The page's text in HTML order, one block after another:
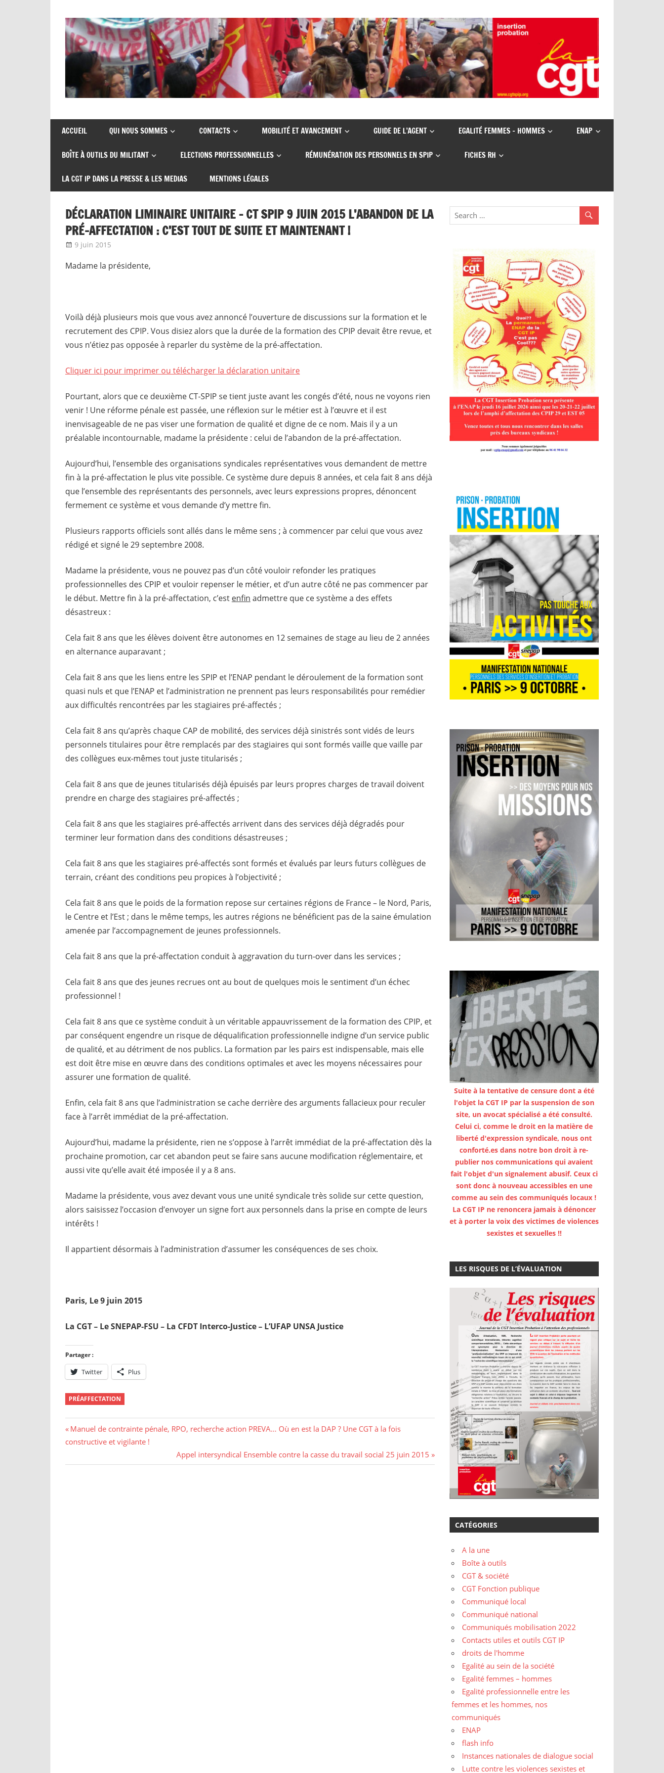
content
CGT
insertion
probation
de
syndicats
insertion
ACCUEIL QUI NOUS SOMMES CONTACTS MOBILITÉ ET AVANCEMENT GUIDE DE L’AGENT EGALITÉ FEMMES – HOMMES ENAP
BOÎTE À OUTILS DU MILITANT ELECTIONS PROFESSIONNELLES RÉMUNÉRATION DES PERSONNELS EN SPIP FICHES RH
LA CGT IP DANS LA PRESSE & LES MEDIAS MENTIONS LÉGALES
DÉCLARATION LIMINAIRE UNITAIRE – CT SPIP 9 JUIN 2015 L’ABANDON DE LA
PRÉ-AFFECTATION : C’EST TOUT DE SUITE ET MAINTENANT !
9 juin 2015
Madame la présidente,
Voilà déjà plusieurs mois que vous avez annoncé l’ouverture de discussions sur la formation et le
recrutement des CPIP. Vous disiez alors que la durée de la formation des CPIP devait être revue, et
vous n’étiez pas opposée à reparler du système de la pré-affectation.
Cliquer ici pour imprimer ou télécharger la déclaration unitaire
Pourtant, alors que ce deuxième CT-SPIP se tient juste avant les congés d’été, nous ne voyons rien
venir ! Une réforme pénale est passée, une réflexion sur le métier est à l’œuvre et il est
inenvisageable de ne pas viser une formation de qualité et digne de ce nom. Mais il y a un
préalable incontournable, madame la présidente : celui de l’abandon de la pré-affectation.
Aujourd’hui, l’ensemble des organisations syndicales représentatives vous demandent de mettre
fin à la pré-affectation le plus vite possible. Ce système dure depuis 8 années, et cela fait 8 ans déjà
que l’ensemble des représentants des personnels, avec leurs expressions propres, dénoncent
fermement ce système et vous demande d’y mettre fin.
Plusieurs rapports officiels sont allés dans le même sens ; à commencer par celui que vous avez
rédigé et signé le 29 septembre 2008.
Madame la présidente, vous ne pouvez pas d’un côté vouloir refonder les pratiques
professionnelles des CPIP et vouloir repenser le métier, et d’un autre côté ne pas commencer par
le début. Mettre fin à la pré-affectation, c’est enfin admettre que ce système a des effets
désastreux :
Cela fait 8 ans que les élèves doivent être autonomes en 12 semaines de stage au lieu de 2 années
en alternance auparavant ;
Cela fait 8 ans que les liens entre les SPIP et l’ENAP pendant le déroulement de la formation sont
quasi nuls et que l’ENAP et l’administration ne prennent pas leurs responsabilités pour remédier
aux difficultés rencontrées par les stagiaires pré-affectés ;
Cela fait 8 ans qu’après chaque CAP de mobilité, des services déjà sinistrés sont vidés de leurs
personnels titulaires pour être remplacés par des stagiaires qui sont formés vaille que vaille par
des collègues eux-mêmes tout juste titularisés ;
Cela fait 8 ans que de jeunes titularisés déjà épuisés par leurs propres charges de travail doivent
prendre en charge des stagiaires pré-affectés ;
Cela fait 8 ans que les stagiaires pré-affectés arrivent dans des services déjà dégradés pour
terminer leur formation dans des conditions désastreuses ;
Cela fait 8 ans que les stagiaires pré-affectés sont formés et évalués par leurs futurs collègues de
terrain, créant des conditions peu propices à l’objectivité ;
Cela fait 8 ans que le poids de la formation repose sur certaines régions de France – le Nord, Paris,
le Centre et l’Est ; dans le même temps, les autres régions ne bénéficient pas de la saine émulation
amenée par l’accompagnement de jeunes professionnels.
Cela fait 8 ans que la pré-affectation conduit à aggravation du turn-over dans les services ;
Cela fait 8 ans que des jeunes recrues ont au bout de quelques mois le sentiment d’un échec
professionnel !
Cela fait 8 ans que ce système conduit à un véritable appauvrissement de la formation des CPIP, et
par conséquent engendre un risque de déqualification professionnelle indigne d’un service public
de qualité, et au détriment de nos publics. La formation par les pairs est indispensable, mais elle
est doit être mise en œuvre dans des conditions optimales et avec les moyens nécessaires pour
assurer une formation de qualité.
Enfin, cela fait 8 ans que l’administration se cache derrière des arguments fallacieux pour reculer
face à l’arrêt immédiat de la pré-affectation.
Aujourd’hui, madame la présidente, rien ne s’oppose à l’arrêt immédiat de la pré-affectation dès la
prochaine promotion, car cet abandon peut se faire sans aucune modification réglementaire, et
aussi vite qu’elle avait été imposée il y a 8 ans.
Madame la présidente, vous avez devant vous une unité syndicale très solide sur cette question,
alors saisissez l’occasion d’envoyer un signe fort aux personnels dans la prise en compte de leurs
intérêts !
Il appartient désormais à l’administration d’assumer les conséquences de ses choix.
Paris, Le 9 juin 2015
La CGT – Le SNEPAP-FSU – La CFDT Interco-Justice – L’UFAP UNSA Justice
Partager :
Twitter Plus
PRÉAFFECTATION
Navigation
de
l’article
Previous
Post:
Manuel de contrainte pénale, RPO, recherche action PREVA… Où en est la DAP ? Une CGT à la fois
constructive et vigilante !
Next
Post:
Appel intersyndical Ensemble contre la casse du travail social 25 juin 2015
Suite à la tentative de censure dont a été
l'objet la CGT IP par la suspension de son
site, un avocat spécialisé a été consulté.
Celui ci, comme le droit en la matière de
liberté d'expression syndicale, nous ont
conforté.es dans notre bon droit à re-
publier nos communications qui avaient
fait l'objet d'un signalement abusif. Ceux ci
sont donc à nouveau accessibles en une
comme au sein des communiqués locaux !
La CGT IP ne renoncera jamais à dénoncer
et à porter la voix des victimes de violences
sexistes et sexuelles !!
LES RISQUES DE L’ÉVALUATION
CATÉGORIES
A la une
Boîte à outils
CGT & société
CGT Fonction publique
Communiqué local
Communiqué national
Communiqués mobilisation 2022
Contacts utiles et outils CGT IP
droits de l'homme
Egalité au sein de la société
Egalité femmes – hommes
Egalité professionnelle entre les
femmes et les hommes, nos
communiqués
ENAP
flash info
Instances nationales de dialogue social
Lutte contre les violences sexistes et